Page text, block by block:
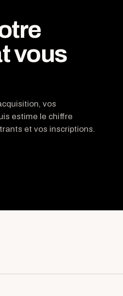
vous
vos
estime le chiffre
et vos inscriptions.